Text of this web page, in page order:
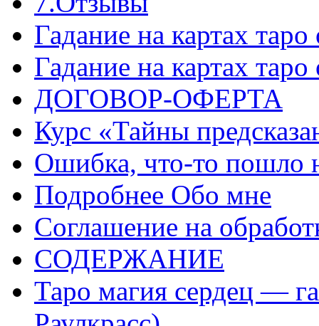
Гадание на картах
Гадание на картах
ДОГОВОР-ОФЕРТА
Курс «Тайны
Ошибка, что-то пошло
Подробнее Обо мне
Соглашение на
СОДЕРЖАНИЕ
Таро магия сердец —